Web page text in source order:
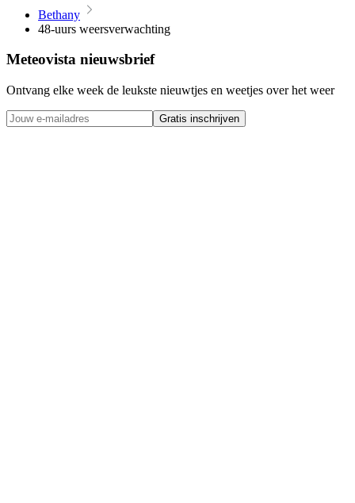
Bethany
48-uurs weersverwachting
Meteovista nieuwsbrief
Ontvang elke week de leukste nieuwtjes en weetjes over het weer
Gratis inschrijven